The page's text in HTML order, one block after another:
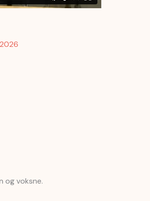
og voksne.